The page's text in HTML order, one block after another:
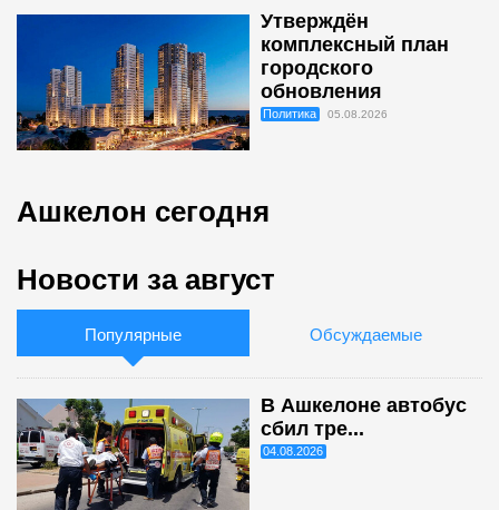
Утверждён
комплексный план
городского
обновления
Политика 05.08.2026
Ашкелон сегодня
Новости за август
Популярные Обсуждаемые
В Ашкелоне автобус
сбил тре...
04.08.2026